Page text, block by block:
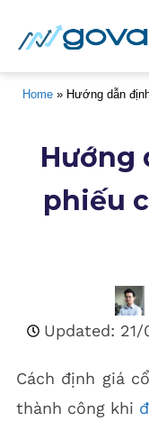
Home » Hướng dẫn
Hướng
phiếu
Updated:
Cách định giá
thành công khi